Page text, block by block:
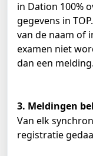
in Dation 100%
gegevens in
van de naam of
examen niet
dan een melding.
3. Meldingen
Van elk
registratie